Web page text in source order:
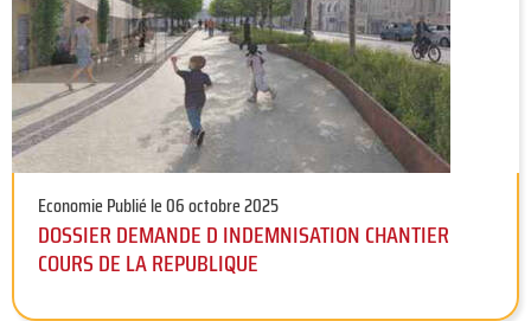
Economie Publié le 06 octobre 2025
DOSSIER DEMANDE D INDEMNISATION CHANTIER
COURS DE LA REPUBLIQUE